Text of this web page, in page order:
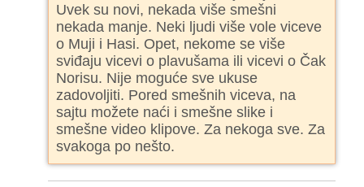
Uvek su novi, nekada više smešni
nekada manje. Neki ljudi više vole viceve
o Muji i Hasi. Opet, nekome se više
sviđaju vicevi o plavušama ili vicevi o Čak
Norisu. Nije moguće sve ukuse
zadovoljiti. Pored smešnih viceva, na
sajtu možete naći i smešne slike i
smešne video klipove. Za nekoga sve. Za
svakoga po nešto.